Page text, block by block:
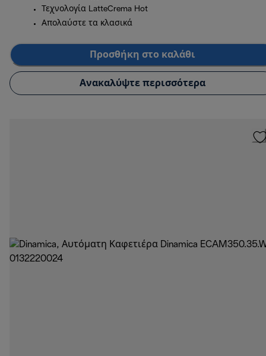
Τεχνολογία LatteCrema Hot
Απολαύστε τα κλασικά
Προσθήκη στο καλάθι
Ανακαλύψτε περισσότερα